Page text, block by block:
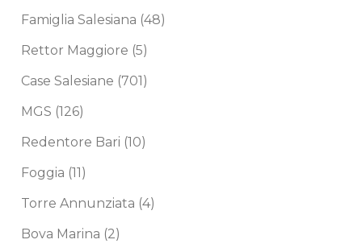
Famiglia Salesiana (48)
Rettor Maggiore (5)
Case Salesiane (701)
MGS (126)
Redentore Bari (10)
Foggia (11)
Torre Annunziata (4)
Bova Marina (2)